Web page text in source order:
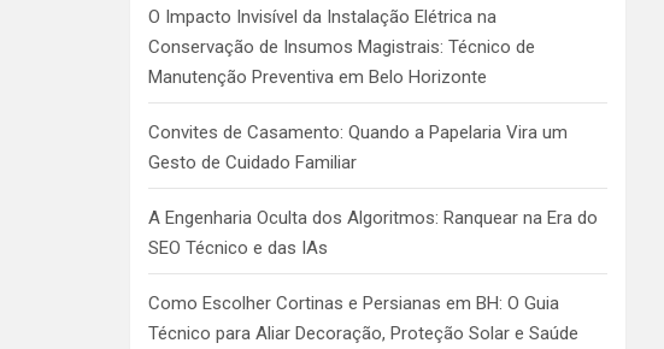
O Impacto Invisível da Instalação Elétrica na
Conservação de Insumos Magistrais: Técnico de
Manutenção Preventiva em Belo Horizonte
Convites de Casamento: Quando a Papelaria Vira um
Gesto de Cuidado Familiar
A Engenharia Oculta dos Algoritmos: Ranquear na Era do
SEO Técnico e das IAs
Como Escolher Cortinas e Persianas em BH: O Guia
Técnico para Aliar Decoração, Proteção Solar e Saúde